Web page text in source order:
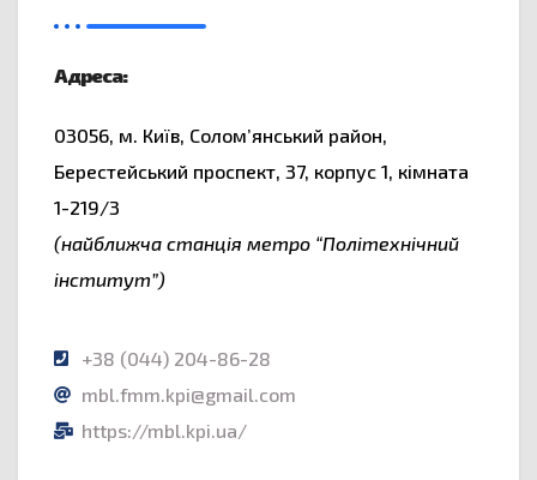
Адреса:
03056, м. Київ, Солом’янський район,
Берестейський проспект, 37, корпус 1, кімната
1-219/3
(найближча станція метро “Політехнічний
інститут”)
+38 (044) 204-86-28
mbl.fmm.kpi@gmail.com
https://mbl.kpi.ua/